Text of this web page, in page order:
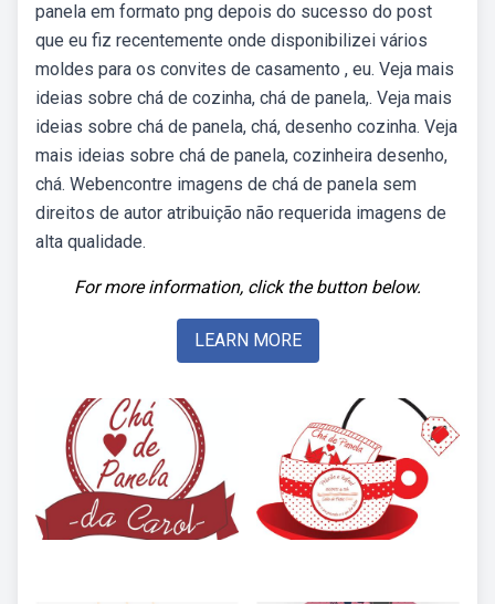
panela em formato png depois do sucesso do post
que eu fiz recentemente onde disponibilizei vários
moldes para os convites de casamento , eu. Veja mais
ideias sobre chá de cozinha, chá de panela,. Veja mais
ideias sobre chá de panela, chá, desenho cozinha. Veja
mais ideias sobre chá de panela, cozinheira desenho,
chá. Webencontre imagens de chá de panela sem
direitos de autor atribuição não requerida imagens de
alta qualidade.
For more information, click the button below.
LEARN MORE